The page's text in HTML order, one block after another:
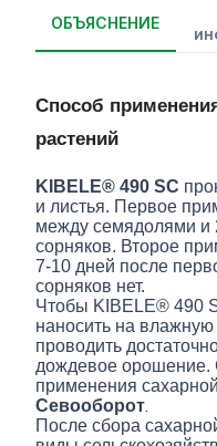
ОБЪЯСНЕНИЕ
Способ
растений
KIBELE® 490 SC
и листья. Первое
между семядолями и
сорняков. Второе
7-10 дней после
сорняков нет.
Чтобы KIBELE® 490
наносить на влажную
проводить
дождевое орошение.
применения
Севооборот
После сбора